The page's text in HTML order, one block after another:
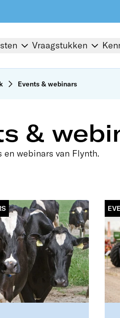
Vraagstukken
Events & webinars
&
en webinars van Flynth.